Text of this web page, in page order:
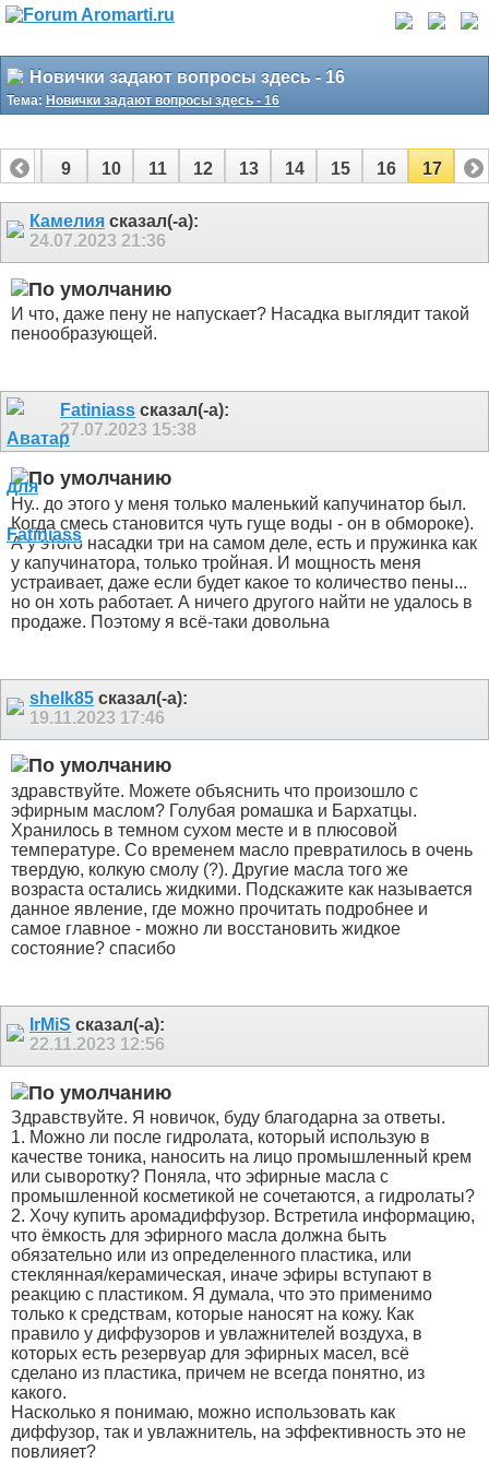
Новички задают вопросы здесь - 16
Тема: Новички задают вопросы здесь - 16
8 9 10 11 12 13 14 15 16 17
Камелия сказал(-а):
24.07.2023 21:36
И что, даже пену не напускает? Насадка выглядит такой
пенообразующей.
Fatiniass сказал(-а):
27.07.2023 15:38
Ну.. до этого у меня только маленький капучинатор был.
Когда смесь становится чуть гуще воды - он в обмороке).
А у этого насадки три на самом деле, есть и пружинка как
у капучинатора, только тройная. И мощность меня
устраивает, даже если будет какое то количество пены...
но он хоть работает. А ничего другого найти не удалось в
продаже. Поэтому я всё-таки довольна
shelk85 сказал(-а):
19.11.2023 17:46
здравствуйте. Можете объяснить что произошло с
эфирным маслом? Голубая ромашка и Бархатцы.
Хранилось в темном сухом месте и в плюсовой
температуре. Со временем масло превратилось в очень
твердую, колкую смолу (?). Другие масла того же
возраста остались жидкими. Подскажите как называется
данное явление, где можно прочитать подробнее и
самое главное - можно ли восстановить жидкое
состояние? спасибо
IrMiS сказал(-а):
22.11.2023 12:56
Здравствуйте. Я новичок, буду благодарна за ответы.
1. Можно ли после гидролата, который использую в
качестве тоника, наносить на лицо промышленный крем
или сыворотку? Поняла, что эфирные масла с
промышленной косметикой не сочетаются, а гидролаты?
2. Хочу купить аромадиффузор. Встретила информацию,
что ёмкость для эфирного масла должна быть
обязательно или из определенного пластика, или
стеклянная/керамическая, иначе эфиры вступают в
реакцию с пластиком. Я думала, что это применимо
только к средствам, которые наносят на кожу. Как
правило у диффузоров и увлажнителей воздуха, в
которых есть резервуар для эфирных масел, всё
сделано из пластика, причем не всегда понятно, из
какого.
Насколько я понимаю, можно использовать как
диффузор, так и увлажнитель, на эффективность это не
повлияет?